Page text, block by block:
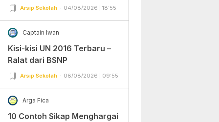
Arsip Sekolah 04/08/2026 | 18:55
Captain Iwan
Kisi-kisi UN 2016 Terbaru –
Ralat dari BSNP
Arsip Sekolah 08/08/2026 | 09:55
Arga Fica
10 Contoh Sikap Menghargai